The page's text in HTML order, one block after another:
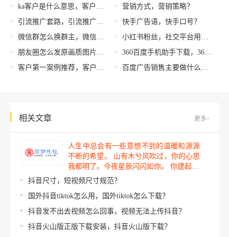
ka客户是什么意思，客户定义及来源？
引流推广套路，引流推广套路有哪些？
微信群怎么换群主，微信群怎么换群主没有群管理怎么办？
朋友圈怎么发原画质图片动态（朋友圈怎么发原画质图片2021）
客户第一案例推荐，客户第一案例推荐理由？
营销方式，营销策略？
快手广告语，快手口号？
小红书粉丝，社交平台用户？
360百度手机助手下载，360百度手机助手下载安装？
百度广告销售主要做什么工作，百度广告销售主要做什么内容？
相关文章 更多>
人生中总会有一些意想不到的温暖和源源
不断的希望。 山有木兮风吹过，你的心思
我都明了。今夜星辰闪闪如你。 你建起…
抖音尺寸，短视频尺寸规范？
国外抖音tiktok怎么用，国外tiktok怎么下载？
抖音发不出去视频怎么回事，视频无法上传抖音？
抖音火山版正版下载安装，抖音火山版下载？